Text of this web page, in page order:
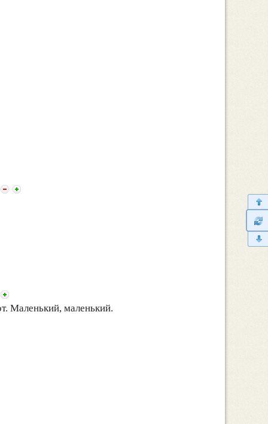
Маленький, маленький.